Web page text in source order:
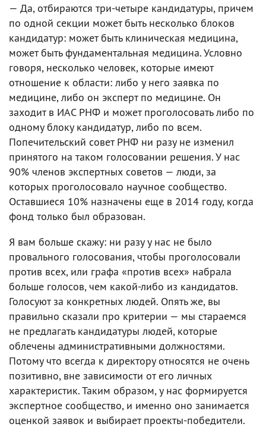
— Да, отбираются три-четыре кандидатуры, причем
по одной секции может быть несколько блоков
кандидатур: может быть клиническая медицина,
может быть фундаментальная медицина. Условно
говоря, несколько человек, которые имеют
отношение к области: либо у него заявка по
медицине, либо он эксперт по медицине. Он
заходит в ИАС РНФ и может проголосовать либо по
одному блоку кандидатур, либо по всем.
Попечительский совет РНФ ни разу не изменил
принятого на таком голосовании решения. У нас
90% членов экспертных советов — люди, за
которых проголосовало научное сообщество.
Оставшиеся 10% назначены еще в 2014 году, когда
фонд только был образован.
Я вам больше скажу: ни разу у нас не было
провального голосования, чтобы проголосовали
против всех, или графа «против всех» набрала
больше голосов, чем какой-либо из кандидатов.
Голосуют за конкретных людей. Опять же, вы
правильно сказали про критерии — мы стараемся
не предлагать кандидатуры людей, которые
облечены административными должностями.
Потому что всегда к директору относятся не очень
позитивно, вне зависимости от его личных
характеристик. Таким образом, у нас формируется
экспертное сообщество, и именно оно занимается
оценкой заявок и выбирает проекты-победители.